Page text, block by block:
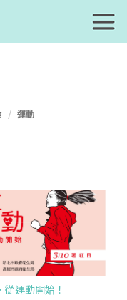
運動
運動開始！